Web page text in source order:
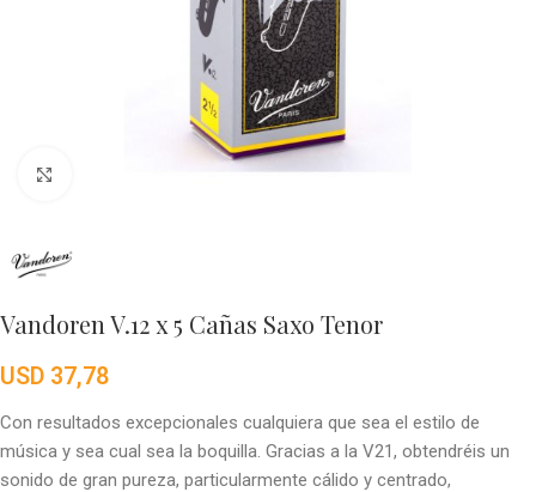
Vandoren V.12 x 5 Cañas Saxo Tenor
USD 37,78
Con resultados excepcionales cualquiera que sea el estilo de
música y sea cual sea la boquilla. Gracias a la V21, obtendréis un
sonido de gran pureza, particularmente cálido y centrado,